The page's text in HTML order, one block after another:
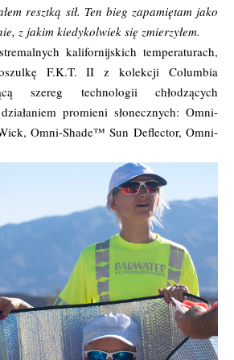
resztką sił. Ten bieg zapamiętam jako
z jakim kiedykolwiek się zmierzyłem.
kalifornijskich temperaturach,
F.K.T. II z kolekcji Columbia
szereg technologii chłodzących
promieni słonecznych: Omni-
Omni-Shade™ Sun Deflector, Omni-